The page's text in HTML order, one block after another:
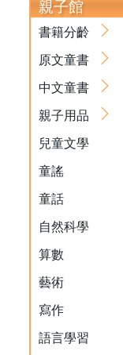
親子館
書籍分齡
原文童書
中文童書
親子用品
兒童文學
童謠
童話
自然科學
算數
藝術
寫作
語言學習